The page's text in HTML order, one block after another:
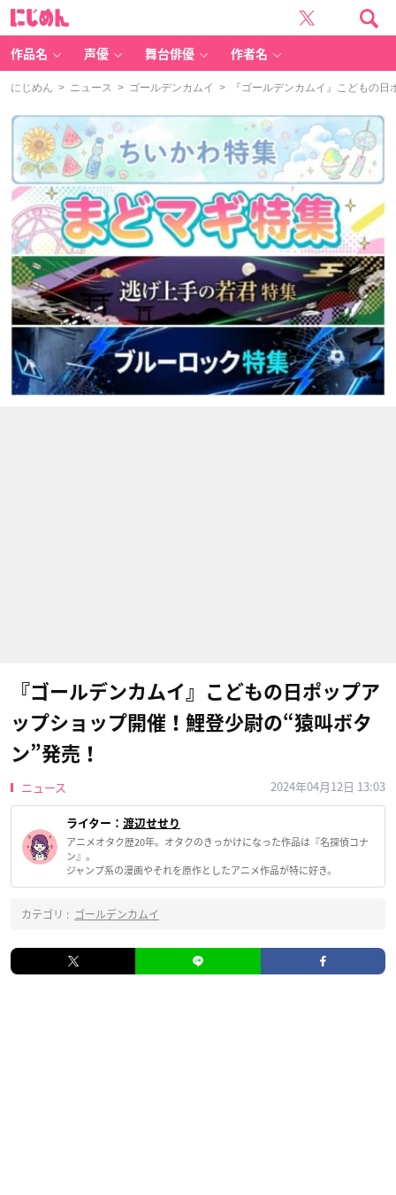
作品名 声優 舞台俳優 作者名
にじめん > ニュース > ゴールデンカムイ > 『ゴールデンカムイ』こどもの日
『ゴールデンカムイ』こどもの日ポップア
ップショップ開催！鯉登少尉の“猿叫ボタ
ン”発売！
ニュース 2024年04月12日 13:03
ライター： 渡辺せせり
アニメオタク歴20年。オタクのきっかけになった作品は『名探偵コナ
ン』。
ジャンプ系の漫画やそれを原作としたアニメ作品が特に好き。
カテゴリ : ゴールデンカムイ